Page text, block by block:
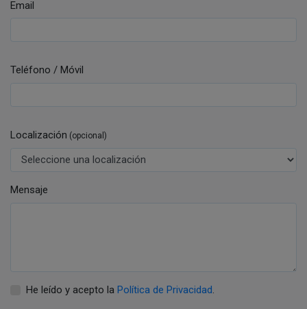
Email
Teléfono / Móvil
Localización (opcional)
Mensaje
He leído y acepto la Política de Privacidad.